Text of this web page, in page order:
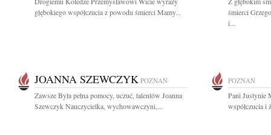
głębokiego współczucia z powodu śmierci Mamy...
śmierci
i...
JOANNA SZEWCZYK POZNAŃ
Zawsze Była pełna pomocy, uczuć, talentów Joanna
Szewczyk Nauczycielka, wychowawczyni,...
POZNAŃ
Pani Justynie
współczucia i